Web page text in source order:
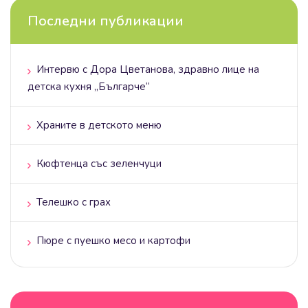
Последни публикации
Интервю с Дора Цветанова, здравно лице на
детска кухня „Българче“
Храните в детското меню
Кюфтенца със зеленчуци
Телешко с грах
Пюре с пуешко месо и картофи